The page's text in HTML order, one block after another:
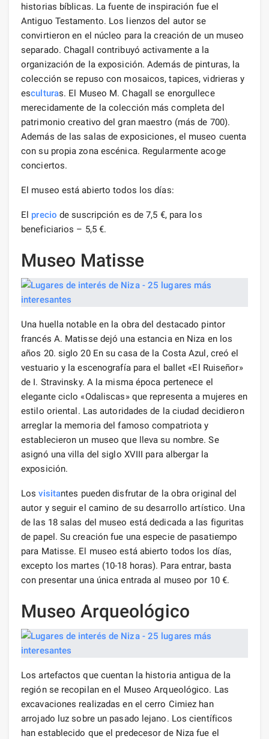
historias bíblicas. La fuente de inspiración fue el
Antiguo Testamento. Los lienzos del autor se
convirtieron en el núcleo para la creación de un museo
separado. Chagall contribuyó activamente a la
organización de la exposición. Además de pinturas, la
colección se repuso con mosaicos, tapices, vidrieras y
esculturas. El Museo M. Chagall se enorgullece
merecidamente de la colección más completa del
patrimonio creativo del gran maestro (más de 700).
Además de las salas de exposiciones, el museo cuenta
con su propia zona escénica. Regularmente acoge
conciertos.
El museo está abierto todos los días:
El precio de suscripción es de 7,5 €, para los
beneficiarios – 5,5 €.
Museo Matisse
Una huella notable en la obra del destacado pintor
francés A. Matisse dejó una estancia en Niza en los
años 20. siglo 20 En su casa de la Costa Azul, creó el
vestuario y la escenografía para el ballet «El Ruiseñor»
de I. Stravinsky. A la misma época pertenece el
elegante ciclo «Odaliscas» que representa a mujeres en
estilo oriental. Las autoridades de la ciudad decidieron
arreglar la memoria del famoso compatriota y
establecieron un museo que lleva su nombre. Se
asignó una villa del siglo XVIII para albergar la
exposición.
Losvisitantes pueden disfrutar de la obra original del
autor y seguir el camino de su desarrollo artístico. Una
de las 18 salas del museo está dedicada a las figuritas
de papel. Su creación fue una especie de pasatiempo
para Matisse. El museo está abierto todos los días,
excepto los martes (10-18 horas). Para entrar, basta
con presentar una única entrada al museo por 10 €.
Museo Arqueológico
Los artefactos que cuentan la historia antigua de la
región se recopilan en el Museo Arqueológico. Las
excavaciones realizadas en el cerro Cimiez han
arrojado luz sobre un pasado lejano. Los científicos
han establecido que el predecesor de Niza fue el